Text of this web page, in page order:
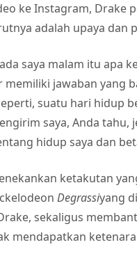
ke Instagram, Drake
adalah upaya dan
saya malam itu apa
jawaban yang
suatu hari hidup
saya, Anda tahu,
hidup saya dan
ketakutan
Degrassiyang
sekaligus
mendapatkan